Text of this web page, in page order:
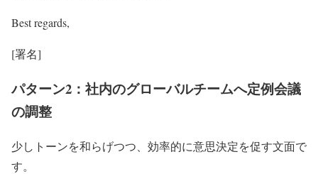
Best regards,
[署名]
パターン2：社内のグローバルチームへ定例会議
の調整
少しトーンを和らげつつ、効率的に意思決定を促す文面で
す。